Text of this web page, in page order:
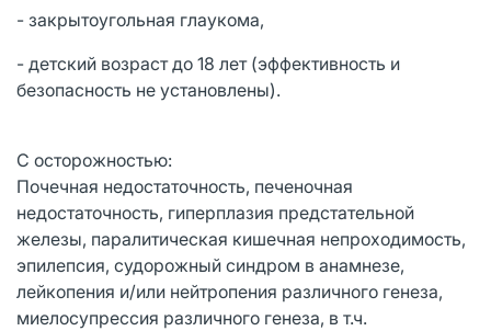
- закрытоугольная глаукома,
- детский возраст до 18 лет (эффективность и
безопасность не установлены).
С осторожностью:
Почечная недостаточность, печеночная
недостаточность, гиперплазия предстательной
железы, паралитическая кишечная непроходимость,
эпилепсия, судорожный синдром в анамнезе,
лейкопения и/или нейтропения различного генеза,
миелосупрессия различного генеза, в т.ч.